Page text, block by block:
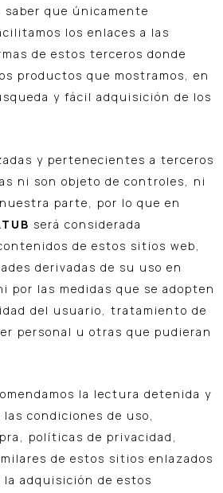
saber que únicamente
los enlaces a las
de estos terceros donde
productos que mostramos, en
y fácil adquisición de los
y pertenecientes a terceros
ni son objeto de controles, ni
parte, por lo que en
será considerada
de estos sitios web,
derivadas de su uso en
por las medidas que se adopten
del usuario, tratamiento de
personal u otras que pudieran
la lectura detenida y
condiciones de uso,
políticas de privacidad,
de estos sitios enlazados
la adquisición de estos